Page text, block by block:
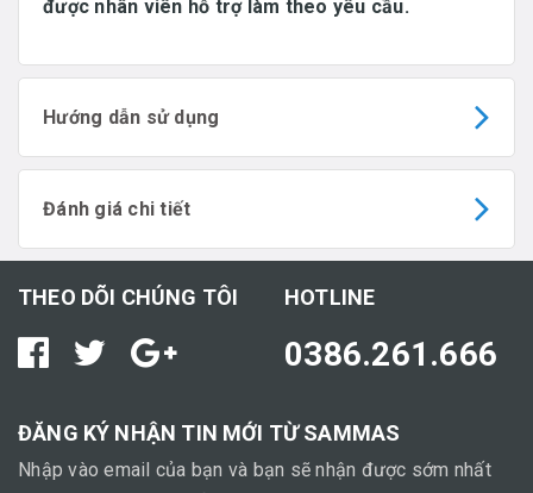
được nhân viên hỗ trợ làm theo yêu cầu.
Hướng dẫn sử dụng
Đánh giá chi tiết
THEO DÕI CHÚNG TÔI HOTLINE
0386.261.666
ĐĂNG KÝ NHẬN TIN MỚI TỪ SAMMAS
Nhập vào email của bạn và bạn sẽ nhận được sớm nhất